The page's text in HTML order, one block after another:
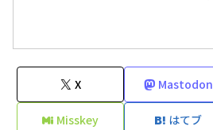
X Mastodon
Misskey はてブ